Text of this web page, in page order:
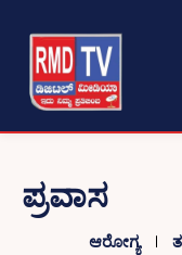
ಪ್ರವಾಸ
ಆರೋಗ್ಯ